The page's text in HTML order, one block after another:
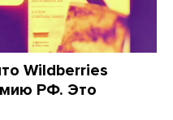
Wildberries
РФ. Это